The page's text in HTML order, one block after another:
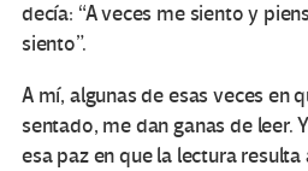
decía: “A veces me siento y
siento”.
A mí, algunas de esas veces en
sentado, me dan ganas de leer.
esa paz en que la lectura